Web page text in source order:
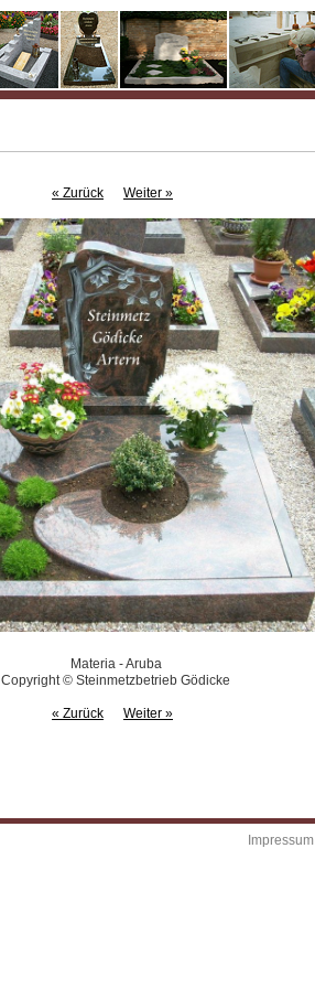
« Zurück
Weiter »
Materia - Aruba
Copyright © Steinmetzbetrieb Gödicke
« Zurück
Weiter »
Impressum